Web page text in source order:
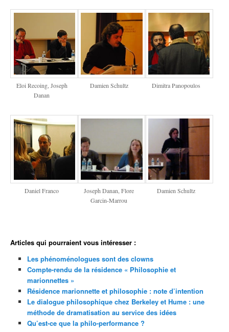
Eloi Recoing, Joseph
Danan
Damien Schultz Dimitra Panopoulos
Daniel Franco
Joseph Danan, Flore
Garcin-Marrou
Damien Schultz
Articles qui pourraient vous intéresser :
Les phénoménologues sont des clowns
Compte-rendu de la résidence « Philosophie et
marionnettes »
Résidence marionnette et philosophie : note d’intention
Le dialogue philosophique chez Berkeley et Hume : une
méthode de dramatisation au service des idées
Qu’est-ce que la philo-performance ?